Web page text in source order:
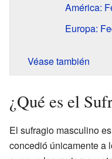
América:
Europa:
Véase también
¿Qué es el
El sufragio masculino
concedió únicamente a